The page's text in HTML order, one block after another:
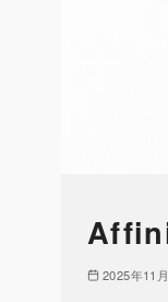
2025年11